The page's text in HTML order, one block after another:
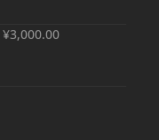
¥3,000.00